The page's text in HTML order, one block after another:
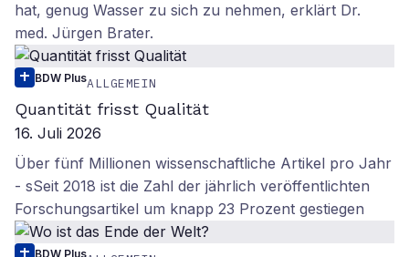
hat, genug Wasser zu sich zu nehmen, erklärt Dr.
med. Jürgen Brater.
BDW PlusALLGEMEIN
Quantität frisst Qualität
16. Juli 2026
Über fünf Millionen wissenschaftliche Artikel pro Jahr
- sSeit 2018 ist die Zahl der jährlich veröffentlichten
Forschungsartikel um knapp 23 Prozent gestiegen
BDW Plus